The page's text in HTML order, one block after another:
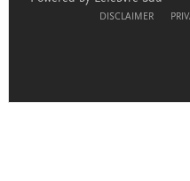
DISCLAIMER